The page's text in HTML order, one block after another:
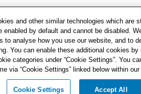
and other similar technologies which are
enabled by default and cannot be disabled.
to analyse how you use our website, and to
You can enable these additional cookies by
categories under “Cookie Settings”. You
via “Cookie Settings” linked below within our
Cookie Settings Accept All